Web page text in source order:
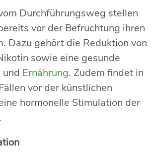
Durchführungsweg stellen
vor der Befruchtung ihren
Dazu gehört die Reduktion von
sowie eine gesunde
und Ernährung. Zudem findet in
vor der künstlichen
hormonelle Stimulation der